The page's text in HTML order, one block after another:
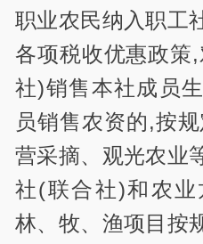
职业农民纳入职工
各项税收优惠政策
社)销售本社成员
员销售农资的,按
营采摘、观光农业
社(联合社)和农业
林、牧、渔项目按